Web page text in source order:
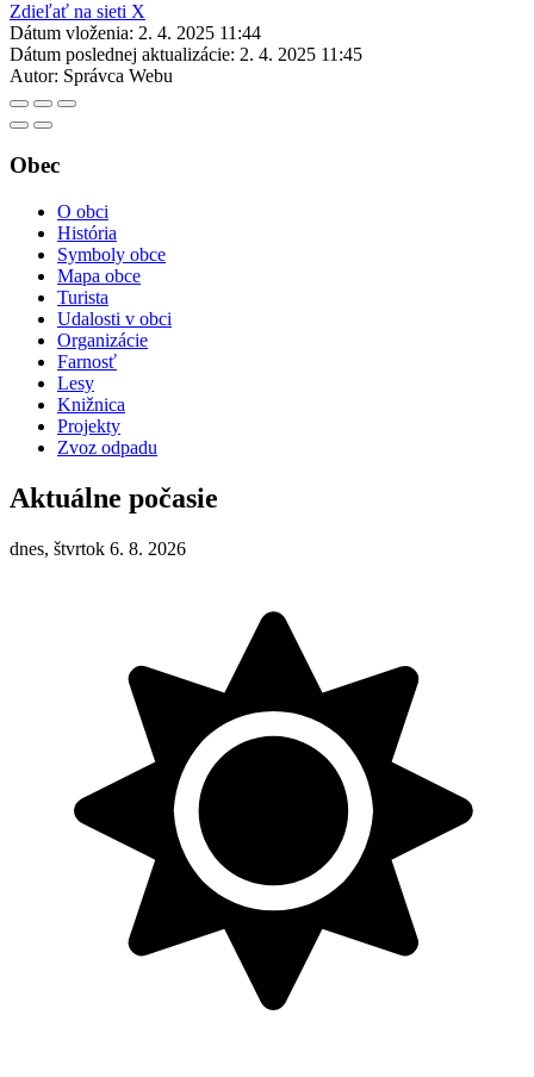
Zdieľať na sieti X
Dátum vloženia: 2. 4. 2025 11:44
Dátum poslednej aktualizácie: 2. 4. 2025 11:45
Autor: Správca Webu
Obec
O obci
História
Symboly obce
Mapa obce
Turista
Udalosti v obci
Organizácie
Farnosť
Lesy
Knižnica
Projekty
Zvoz odpadu
Aktuálne počasie
dnes, štvrtok 6. 8. 2026